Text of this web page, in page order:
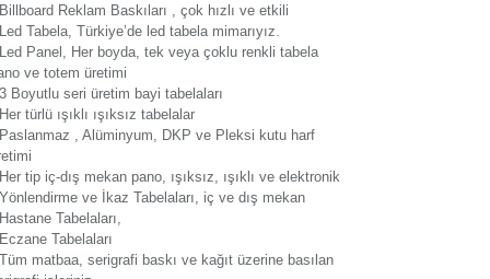
Reklam Baskıları , çok hızlı ve etkili
Tabela, Türkiye’de led tabela mimarıyız.
Panel, Her boyda, tek veya çoklu renkli tabela
ve totem üretimi
Boyutlu seri üretim bayi tabelaları
türlü ışıklı ışıksız tabelalar
, Alüminyum, DKP ve Pleksi kutu harf
tip iç-dış mekan pano, ışıksız, ışıklı ve elektronik
ve İkaz Tabelaları, iç ve dış mekan
Tabelaları,
Tabelaları
matbaa, serigrafi baskı ve kağıt üzerine basılan